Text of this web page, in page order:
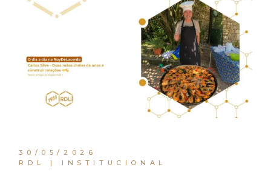
30/05/2026
RDL | INSTITUCIONAL